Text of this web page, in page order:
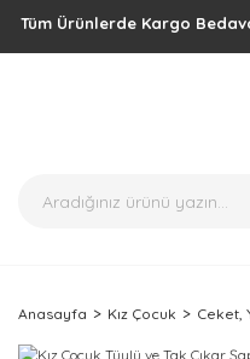
Ürünlerde Kargo Bedava
Anasayfa Kız Çocuk Ceket,